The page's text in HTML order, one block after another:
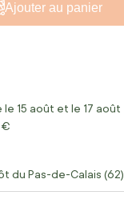
Ajouter au panier
15 août et le 17 août
€
du Pas-de-Calais (62)